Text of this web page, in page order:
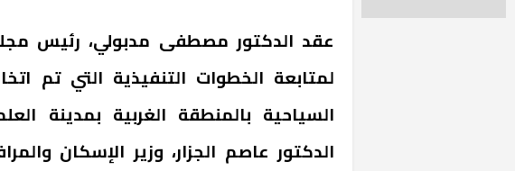
عقد الدكتور مصطفى مدبولي، رئيس مجلس
لمتابعة الخطوات التنفيذية التي تم
السياحية بالمنطقة الغربية بمدينة
الدكتور عاصم الجزار، وزير الإسكان